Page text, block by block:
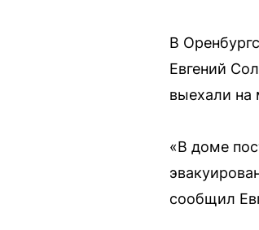
В
Евгений
выехали на
«В доме
сообщил